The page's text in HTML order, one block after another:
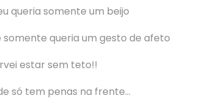
queria somente um beijo
queria um gesto de afeto
estar sem teto!!
só tem penas na frente…